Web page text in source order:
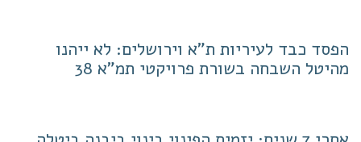
הפסד כבד לעיריות ת"א וירושלים: לא ייהנו
מהיטל השבחה בשורת פרויקטי תמ"א 38